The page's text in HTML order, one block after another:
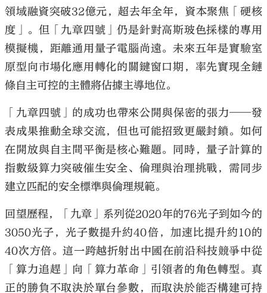
領域融資突破32億元，超去年全年，資本聚焦「硬核
度」。但「九章四號」仍是針對高斯玻色採樣的專用
模擬機，距離通用量子電腦尚遠。未來五年是實驗室
原型向市場化應用轉化的關鍵窗口期，率先實現全鏈
條自主可控的主體將佔據主導地位。
「九章四號」的成功也帶來公開與保密的張力——發
表成果推動全球交流，但也可能招致更嚴封鎖。如何
在開放與自主間平衡是核心難題。同時，量子計算的
指數級算力突破催生安全、倫理與治理挑戰，需同步
建立匹配的安全標準與倫理規範。
回望歷程，「九章」系列從2020年的76光子到如今的
3050光子，光子數提升約40倍，加速比提升約10的
40次方倍。這一跨越折射出中國在前沿科技競爭中從
「算力追趕」向「算力革命」引領者的角色轉型。真
正的勝負不取決於單台參數，而取決於能否構建可持